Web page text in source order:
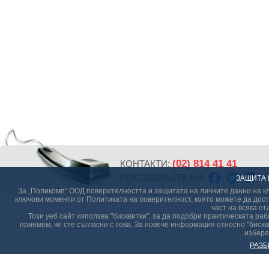
ЗАЩИТА
За „Поликомп“ ООД поверителността и защитата на личните данни на
ключови моменти от Политиката на поверителност, която можете да
част на всяка
Този уеб сайт използва "бисквитки", за да подобри практическата
приемем, че сте съгласни с това. За повече информация относно
КОНТАКТИ: (02) 814 41 41